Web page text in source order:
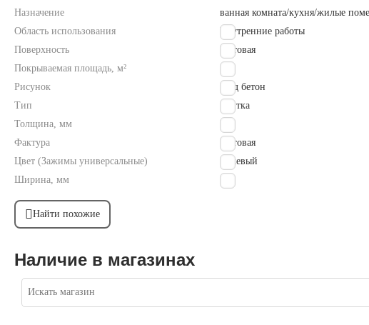
Назначение
ванная комната/кухня/жилые
Область использования
Внутренние работы
Поверхность
Матовая
Покрываемая площадь, м²
Рисунок
под бетон
Тип
плитка
Толщина, мм
Фактура
Матовая
Цвет (Зажимы универсальные)
бежевый
Ширина, мм
Найти похожие
Наличие в магазинах